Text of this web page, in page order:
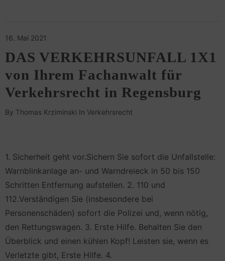
16. Mai 2021
DAS VERKEHRSUNFALL 1X1
von Ihrem Fachanwalt für
Verkehrsrecht in Regensburg
By Thomas Krziminski In Verkehrsrecht
1. Sicherheit geht vor.Sichern Sie sofort die Unfallstelle:
Warnblinkanlage an- und Warndreieck in 50 bis 150
Schritten Entfernung aufstellen. 2. 110 und
112.Verständigen Sie (insbesondere bei
Personenschäden) sofort die Polizei und, wenn nötig,
den Rettungswagen. 3. Erste Hilfe. Behalten Sie den
Überblick und einen kühlen Kopf! Leisten sie, wenn es
Verletzte gibt, Erste Hilfe. 4.